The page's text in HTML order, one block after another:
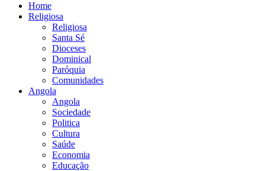
Home
Religiosa
Religiosa
Santa Sé
Dioceses
Dominical
Paróquia
Comunidades
Angola
Angola
Sociedade
Politica
Cultura
Saúde
Economia
Educação